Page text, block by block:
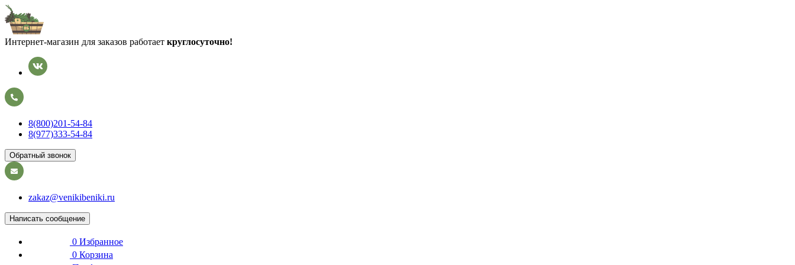
Интернет-магазин для заказов работает круглосуточно!
8(800)201-54-84
8(977)333-54-84
Обратный звонок
zakaz@venikibeniki.ru
Написать сообщение
0 Избранное
0 Корзина